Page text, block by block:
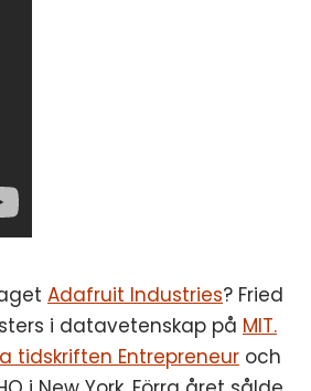
Adafruit Industries? Fried
i datavetenskap på MIT.
tidskriften Entrepreneur och